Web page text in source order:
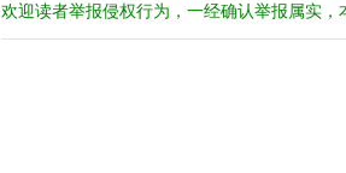
欢迎读者举报侵权行为，一经确认举报属实，